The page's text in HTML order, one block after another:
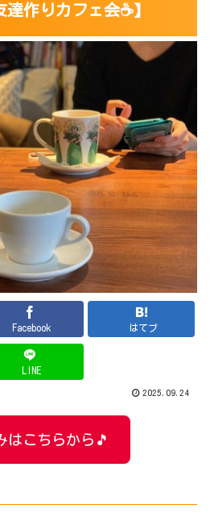
作りカフェ会☕️】
Facebook はてブ
LINE
2025.09.24
はこちらから🎵